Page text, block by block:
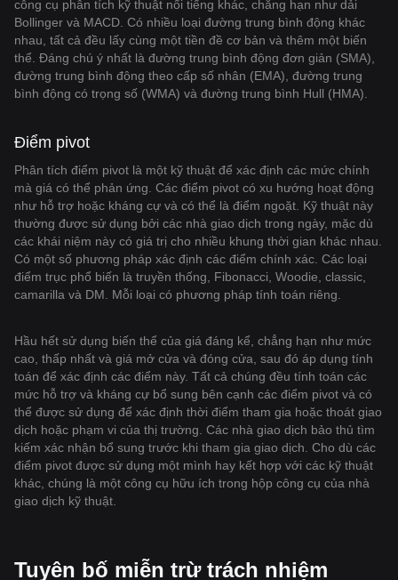
công cụ phân tích kỹ thuật nổi tiếng khác, chẳng hạn như dải
Bollinger và MACD. Có nhiều loại đường trung bình động khác
nhau, tất cả đều lấy cùng một tiền đề cơ bản và thêm một biến
thể. Đáng chú ý nhất là đường trung bình động đơn giản (SMA),
đường trung bình động theo cấp số nhân (EMA), đường trung
bình động có trọng số (WMA) và đường trung bình Hull (HMA).
Điểm pivot
Phân tích điểm pivot là một kỹ thuật để xác định các mức chính
mà giá có thể phản ứng. Các điểm pivot có xu hướng hoạt động
như hỗ trợ hoặc kháng cự và có thể là điểm ngoặt. Kỹ thuật này
thường được sử dụng bởi các nhà giao dịch trong ngày, mặc dù
các khái niệm này có giá trị cho nhiều khung thời gian khác nhau.
Có một số phương pháp xác định các điểm chính xác. Các loại
điểm trục phổ biến là truyền thống, Fibonacci, Woodie, classic,
camarilla và DM. Mỗi loại có phương pháp tính toán riêng.
Hầu hết sử dụng biến thể của giá đáng kể, chẳng hạn như mức
cao, thấp nhất và giá mở cửa và đóng cửa, sau đó áp dụng tính
toán để xác định các điểm này. Tất cả chúng đều tính toán các
mức hỗ trợ và kháng cự bổ sung bên cạnh các điểm pivot và có
thể được sử dụng để xác định thời điểm tham gia hoặc thoát giao
dịch hoặc phạm vi của thị trường. Các nhà giao dịch bảo thủ tìm
kiếm xác nhận bổ sung trước khi tham gia giao dịch. Cho dù các
điểm pivot được sử dụng một mình hay kết hợp với các kỹ thuật
khác, chúng là một công cụ hữu ích trong hộp công cụ của nhà
giao dịch kỹ thuật.
Tuyên bố miễn trừ trách nhiệm